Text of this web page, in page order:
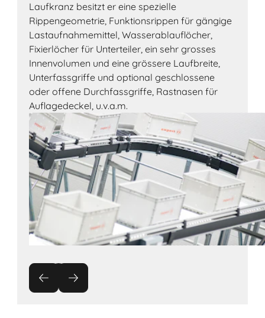
Laufkranz besitzt er eine spezielle
Rippengeometrie, Funktionsrippen für gängige
Lastaufnahmemittel, Wasserablauflöcher,
Fixierlöcher für Unterteiler, ein sehr grosses
Innenvolumen und eine grössere Laufbreite,
Unterfassgriffe und optional geschlossene
oder offene Durchfassgriffe, Rastnasen für
Auflagedeckel, u.v.a.m.